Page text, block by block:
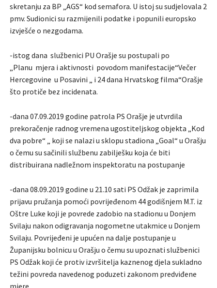
skretanju za BP „AGS“ kod semafora. U istoj su sudjelovala 2
pmv. Sudionici su razmijenili podatke i popunili europsko
izvješće o nezgodama.
-istog dana službenici PU Orašje su postupali po
„Planu mjera i aktivnosti povodom manifestacije“Večer
Hercegovine u Posavini „ i 24 dana Hrvatskog filma“Orašje
što protiče bez incidenata.
-dana 07.09.2019 godine patrola PS Orašje je utvrdila
prekoračenje radnog vremena ugostiteljskog objekta „Kod
dva pobre“ „ koji se nalazi u sklopu stadiona „Goal“ u Orašju
o čemu su sačinili službenu zabilješku koja će biti
distribuirana nadležnom inspektoratu na postupanje
-dana 08.09.2019 godine u 21.10 sati PS Odžak je zaprimila
prijavu pružanja pomoći povrijeđenom 44 godišnjem M.T. iz
Oštre Luke koji je povrede zadobio na stadionu u Donjem
Svilaju nakon odigravanja nogometne utakmice u Donjem
Svilaju. Povrijeđeni je upućen na dalje postupanje u
Županijsku bolnicu u Orašju o čemu su upoznati službenici
PS Odžak koji će protiv izvršitelja kaznenog djela sukladno
težini povreda navedenog poduzeti zakonom predviđene